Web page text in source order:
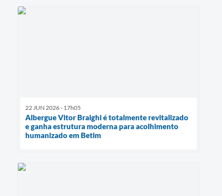
22 JUN 2026 - 17h05
Albergue Vitor Braighi é totalmente revitalizado
e ganha estrutura moderna para acolhimento
humanizado em Betim